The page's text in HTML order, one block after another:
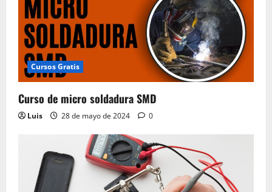
Cursos Gratis
Curso de micro soldadura SMD
Luis 28 de mayo de 2024 0